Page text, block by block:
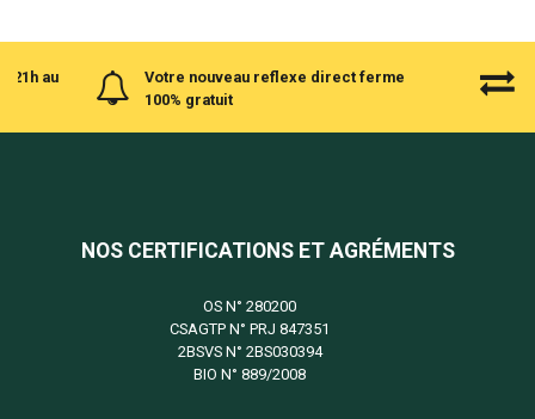
21h au
Votre nouveau reflexe direct ferme
100% gratuit
NOS CERTIFICATIONS ET AGRÉMENTS
OS N° 280200
CSAGTP N° PRJ 847351
2BSVS N° 2BS030394
BIO N° 889/2008